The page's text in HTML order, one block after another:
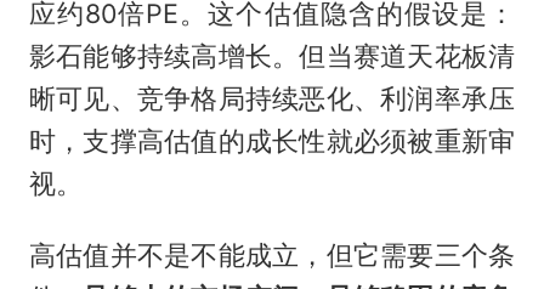
应约80倍PE。这个估值隐含的假设是：
影石能够持续高增长。但当赛道天花板清
晰可见、竞争格局持续恶化、利润率承压
时，支撑高估值的成长性就必须被重新审
视。
高估值并不是不能成立，但它需要三个条